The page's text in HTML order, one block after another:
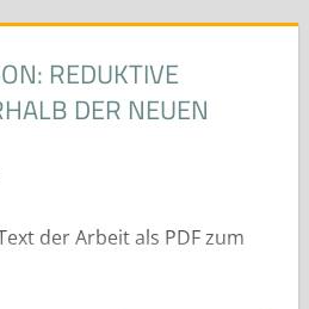
REDUKTIVE
DER NEUEN
der Arbeit als PDF zum